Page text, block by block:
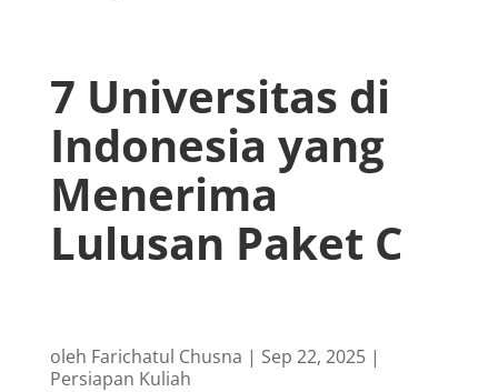
7 Universitas di
Indonesia yang
Menerima
Lulusan Paket C
oleh Farichatul Chusna | Sep 22, 2025|
Persiapan Kuliah